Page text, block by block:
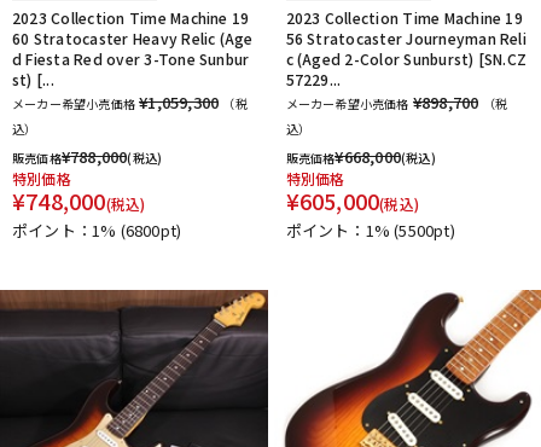
2023 Collection Time Machine 19
60 Stratocaster Heavy Relic (Age
d Fiesta Red over 3-Tone Sunbur
st) [...
メーカー希望小売価格 ¥1,059,300
（税
込）
販売価格¥788,000(税込)
特別価格
¥748,000(税込)
ポイント：1% (6800pt)
2023 Collection Time Machine 19
56 Stratocaster Journeyman Reli
c (Aged 2-Color Sunburst) [SN.CZ
57229...
メーカー希望小売価格 ¥898,700
（税
込）
販売価格¥668,000(税込)
特別価格
¥605,000(税込)
ポイント：1%(5500pt)